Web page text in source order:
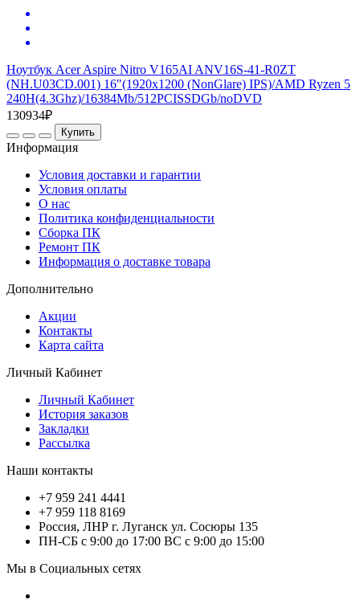
Ноутбук Acer Aspire Nitro V165AI ANV16S-41-R0ZT
(NH.U03CD.001) 16"(1920x1200 (NonGlare) IPS)/AMD Ryzen 5
240H(4.3Ghz)/16384Mb/512PCISSDGb/noDVD
130934₽
Купить
Информация
Условия доставки и гарантии
Условия оплаты
О нас
Политика конфиденциальности
Сборка ПК
Ремонт ПК
Информация о доставке товара
Дополнительно
Акции
Контакты
Карта сайта
Личный Кабинет
Личный Кабинет
История заказов
Закладки
Рассылка
Наши контакты
+7 959 241 4441
+7 959 118 8169
Россия, ЛНР г. Луганск ул. Сосюры 135
ПН-СБ с 9:00 до 17:00 ВС с 9:00 до 15:00
Мы в Социальных сетях